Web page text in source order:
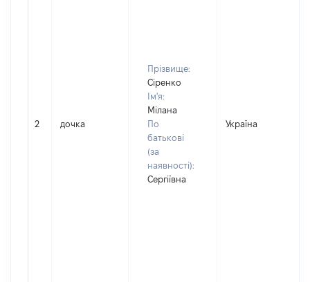
2 дочка
Прізвище:
Сіренко
Ім'я:
Мілана
По
батькові
(за
наявності):
Сергіївна
Україна